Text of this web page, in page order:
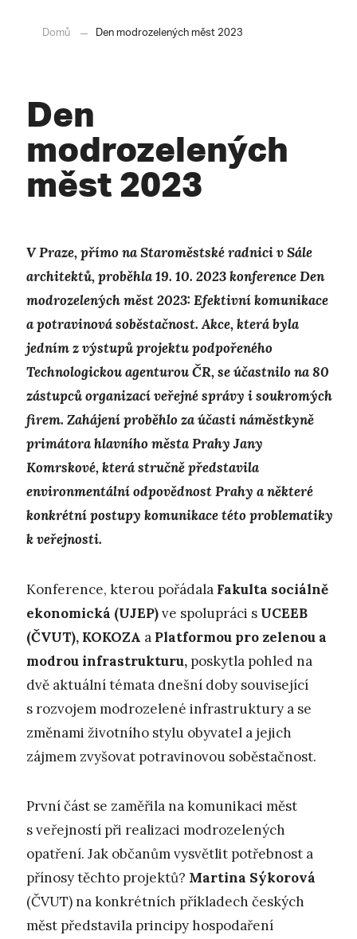
Domů Den modrozelených měst 2023
Den
modrozelených
měst 2023
V Praze, přímo na Staroměstské radnici v Sále
architektů, proběhla 19. 10. 2023 konference Den
modrozelených měst 2023: Efektivní komunikace
a potravinová soběstačnost. Akce, která byla
jedním z výstupů projektu podpořeného
Technologickou agenturou ČR, se účastnilo na 80
zástupců organizací veřejné správy i soukromých
firem. Zahájení proběhlo za účasti náměstkyně
primátora hlavního města Prahy Jany
Komrskové, která stručně představila
environmentální odpovědnost Prahy a některé
konkrétní postupy komunikace této problematiky
k veřejnosti.
Konference, kterou pořádala Fakulta sociálně
ekonomická (UJEP)ve spolupráci s UCEEB
(ČVUT), KOKOZA a Platformou pro zelenou a
modrou infrastrukturu, poskytla pohled na
dvě aktuální témata dnešní doby související
s rozvojem modrozelené infrastruktury a se
změnami životního stylu obyvatel a jejich
zájmem zvyšovat potravinovou soběstačnost.
První část se zaměřila na komunikaci měst
s veřejností při realizaci modrozelených
opatření. Jak občanům vysvětlit potřebnost a
přínosy těchto projektů? Martina Sýkorová
(ČVUT) na konkrétních příkladech českých
měst představila principy hospodaření